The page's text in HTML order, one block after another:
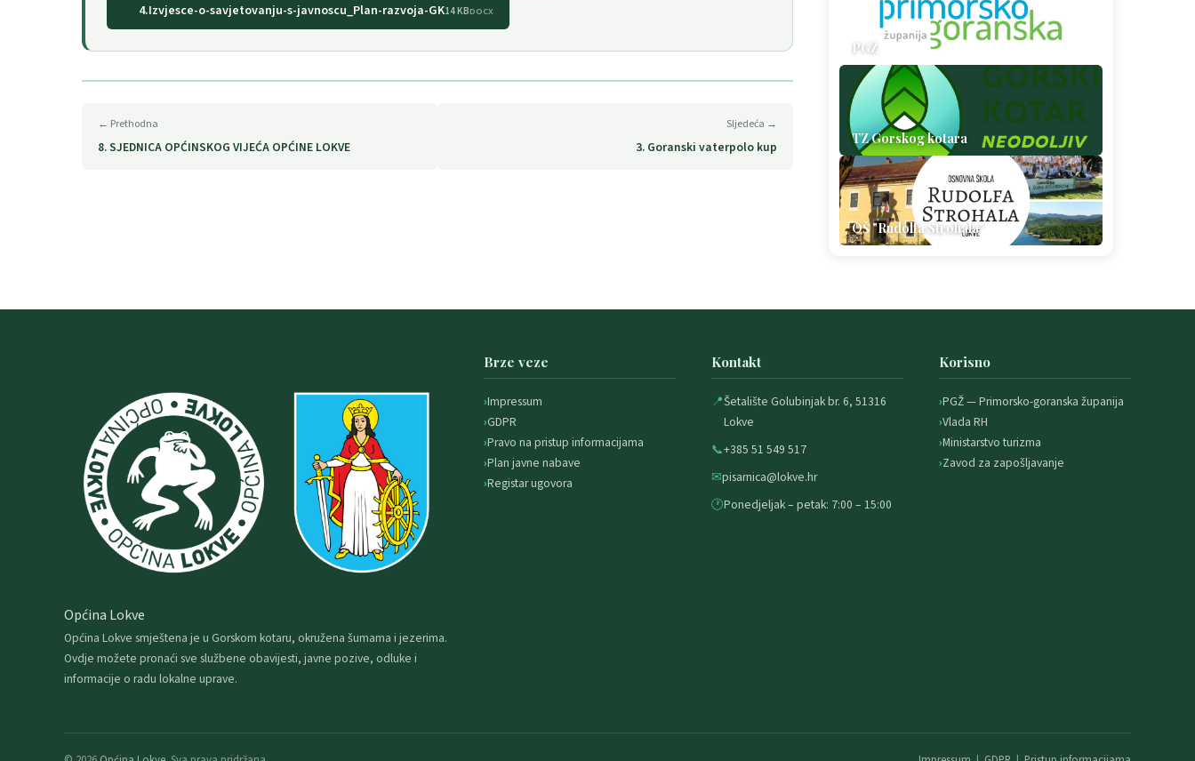
4.Izvjesce-o-savjetovanju-s-javnoscu_Plan-razvoja-GK14 KBDOCX
← Prethodna
8. SJEDNICA OPĆINSKOG VIJEĆA OPĆINE LOKVE
Sljedeća →
3. Goranski vaterpolo kup
PGŽ
TZ Gorskog kotara
OŠ "Rudolfa Strohala"
Općina Lokve
Općina Lokve smještena je u Gorskom kotaru, okružena šumama i jezerima.
Ovdje možete pronaći sve službene obavijesti, javne pozive, odluke i
informacije o radu lokalne uprave.
Brze veze
Impressum
GDPR
Pravo na pristup informacijama
Plan javne nabave
Registar ugovora
Kontakt
📍Šetalište Golubinjak br. 6, 51316
Lokve
📞+385 51 549 517
✉pisarnica@lokve.hr
🕐Ponedjeljak – petak: 7:00 – 15:00
Korisno
PGŽ — Primorsko-goranska županija
Vlada RH
Ministarstvo turizma
Zavod za zapošljavanje